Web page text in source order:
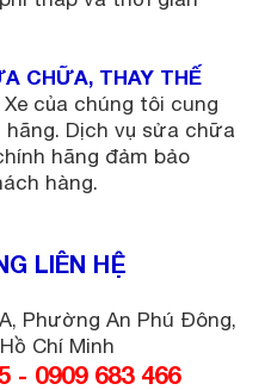
CHỮA, THAY THẾ
của chúng tôi cung
Dịch vụ sửa chữa
hãng đảm bảo
hàng.
LIÊN HỆ
Phường An Phú Đông,
Chí Minh
- 0909 683 466